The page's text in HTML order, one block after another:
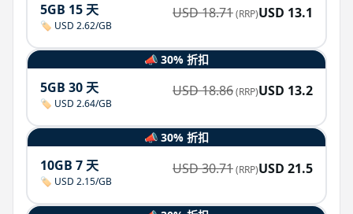
5GB 15 天
🏷️ USD 2.62/GB
USD18.71(RRP)USD 13.1
📣 30% 折扣
5GB 30 天
🏷️ USD 2.64/GB
USD18.86(RRP)USD 13.2
📣 30% 折扣
10GB 7 天
🏷️ USD 2.15/GB
USD30.71(RRP)USD 21.5